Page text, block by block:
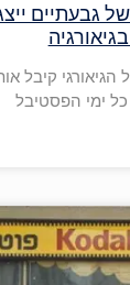
גבעתיים
הגיאורגי קיבל
כל ימי הפסטיבל